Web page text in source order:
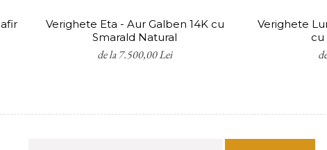
Verighete Eta - Aur Galben 14K cu
Smarald Natural
de la 7.500,00 Lei
Verighete
cu